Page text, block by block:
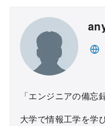
「エンジニアの備忘
大学で情報工学を学